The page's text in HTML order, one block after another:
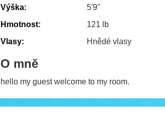
Výška:
5'9"
Hmotnost:
121 lb
Vlasy:
Hnědé vlasy
O mně
hello my guest welcome to my room.